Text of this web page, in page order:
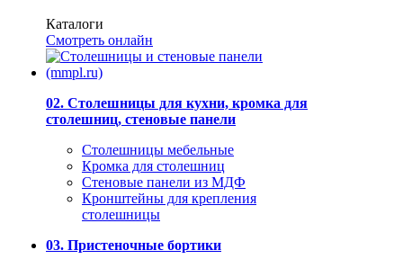
Каталоги
Смотреть онлайн
02. Столешницы для кухни, кромка для
столешниц, стеновые панели
Столешницы мебельные
Кромка для столешниц
Стеновые панели из МДФ
Кронштейны для крепления
столешницы
03. Пристеночные бортики